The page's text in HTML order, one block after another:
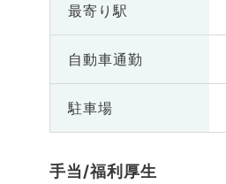
最寄り駅
自動車通勤
駐車場
手当/福利厚生